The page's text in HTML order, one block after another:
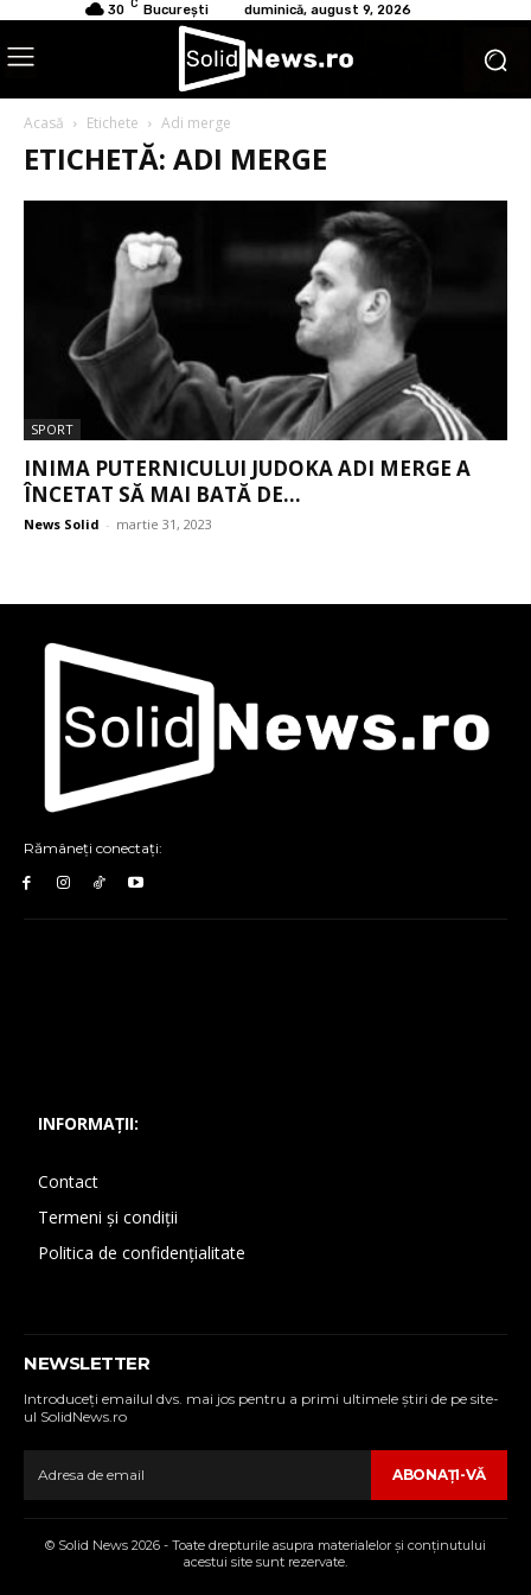
30 C București duminică, august 9, 2026
Acasă Etichete Adi merge
ETICHETĂ: ADI MERGE
SPORT
INIMA PUTERNICULUI JUDOKA ADI MERGE A
ÎNCETAT SĂ MAI BATĂ DE...
News Solid - martie 31, 2023
Rămâneți conectați:
INFORMAȚII:
Contact
Termeni și condiții
Politica de confidențialitate
NEWSLETTER
Introduceţi emailul dvs. mai jos pentru a primi ultimele ştiri de pe site-
ul SolidNews.ro
ABONAŢI-VĂ
© Solid News 2026 - Toate drepturile asupra materialelor şi conţinutului
acestui site sunt rezervate.